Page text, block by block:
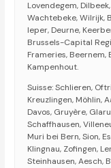
Lovendegem,
Wachtebeke, Wilrijk,
Ieper, Deurne,
Brussels-Capital
Frameries, Beernem,
Kampenhout.
Suisse: Schlieren,
Kreuzlingen, Möhlin,
Davos, Gruyère,
Schaffhausen,
Muri bei Bern, Sion,
Klingnau, Zofingen,
Steinhausen, Aesch,